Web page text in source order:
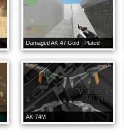
Damaged AK-47 Gold - Plated
AK-74M